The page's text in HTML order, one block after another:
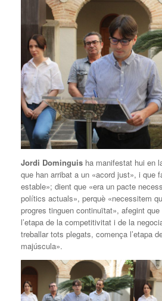
Jordi Dominguis ha manifestat hui en
que han arribat a un «acord just», i que
estable»; dient que «era un pacte
polítics actuals», perquè «necessitem
progres tinguen continuïtat», afegint
l’etapa de la competitivitat i de la
treballar tots plegats, comença l’etapa
majúscula».